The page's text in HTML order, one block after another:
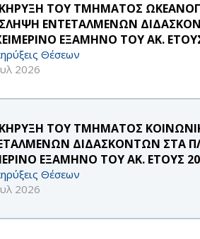
ΤΟΥ ΤΜΗΜΑΤΟΣ
ΕΝΤΕΤΑΛΜΕΝΩΝ
ΕΞΑΜΗΝΟ ΤΟΥ ΑΚ.
Θέσεων
2026
ΤΟΥ ΤΜΗΜΑΤΟΣ
ΔΙΔΑΣΚΟΝΤΩΝ ΣΤΑ
ΕΞΑΜΗΝΟ ΤΟΥ ΑΚ. ΕΤΟΥΣ
Θέσεων
2026